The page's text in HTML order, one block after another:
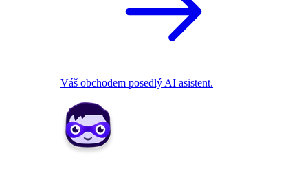
Váš obchodem posedlý AI asistent.